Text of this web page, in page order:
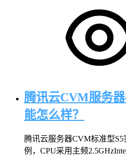
腾讯云CVM服务
能怎么样？
腾讯云服务器CVM标准型
例，CPU采用主频